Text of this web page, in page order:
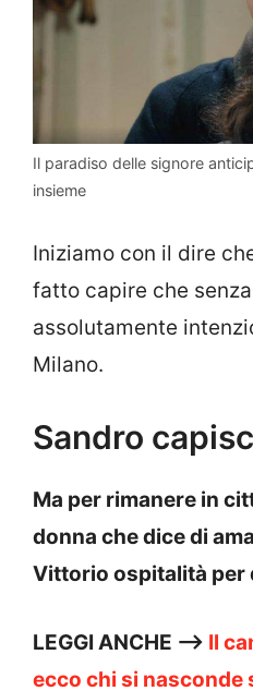
Il paradiso delle signore
insieme
Iniziamo con il dire
fatto capire che
assolutamente
Milano.
Sandro
Ma per rimanere in
donna che dice di
Vittorio ospitalità per
LEGGI ANCHE —> Il
ecco chi si nasconde